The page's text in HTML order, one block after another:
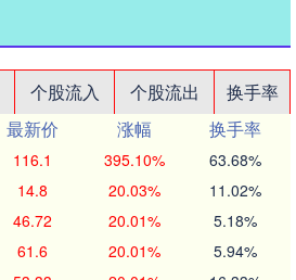
个股流入 个股流出
换手率
最新价 涨幅
换手率
116.1 395.10% 63.68%
14.8 20.03% 11.02%
46.72 20.01% 5.18%
61.6 20.01% 5.94%